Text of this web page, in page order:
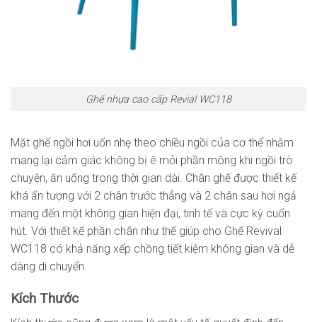
Ghế nhựa cao cấp Revial WC118
Mặt ghế ngồi hơi uốn nhẹ theo chiều ngồi của cơ thể nhằm
mang lại cảm giác không bị ê mỏi phần mông khi ngồi trò
chuyện, ăn uống trong thời gian dài. Chân ghế được thiết kế
khá ấn tượng với 2 chân trước thẳng và 2 chân sau hơi ngả
mang đến một không gian hiện đại, tinh tế và cực kỳ cuốn
hút. Với thiết kế phần chân như thế giúp cho Ghế Revival
WC118 có khả năng xếp chồng tiết kiệm không gian và dễ
dàng di chuyển.
Kích Thước